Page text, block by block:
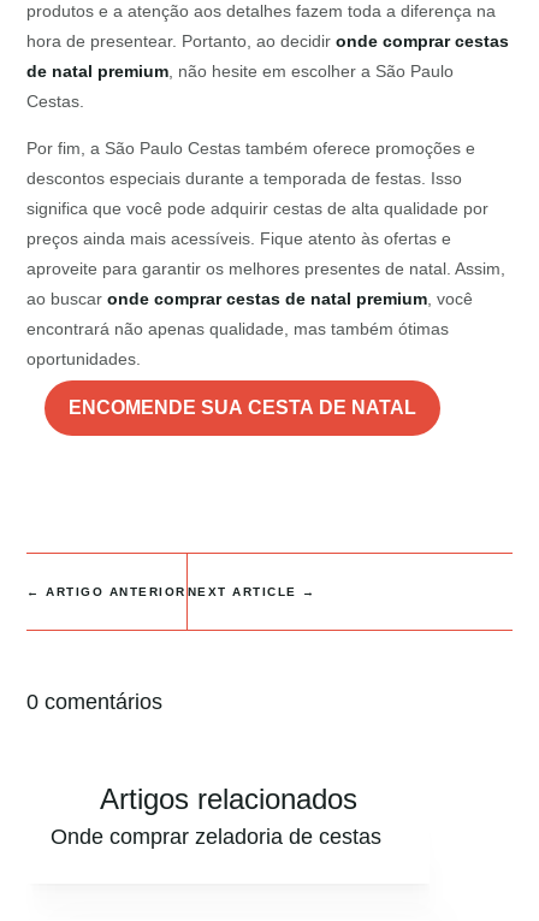
produtos e a atenção aos detalhes fazem toda a diferença na
hora de presentear. Portanto, ao decidironde comprar cestas
de natal premium , não hesite em escolher a São Paulo
Cestas.
Por fim, a São Paulo Cestas também oferece promoções e
descontos especiais durante a temporada de festas. Isso
significa que você pode adquirir cestas de alta qualidade por
preços ainda mais acessíveis. Fique atento às ofertas e
aproveite para garantir os melhores presentes de natal. Assim,
ao buscaronde comprar cestas de natal premium , você
encontrará não apenas qualidade, mas também ótimas
oportunidades.
ENCOMENDE SUA CESTA DE NATAL
←ARTIGO ANTERIOR NEXT ARTICLE →
0 comentários
Artigos relacionados
Onde comprar zeladoria de cestas